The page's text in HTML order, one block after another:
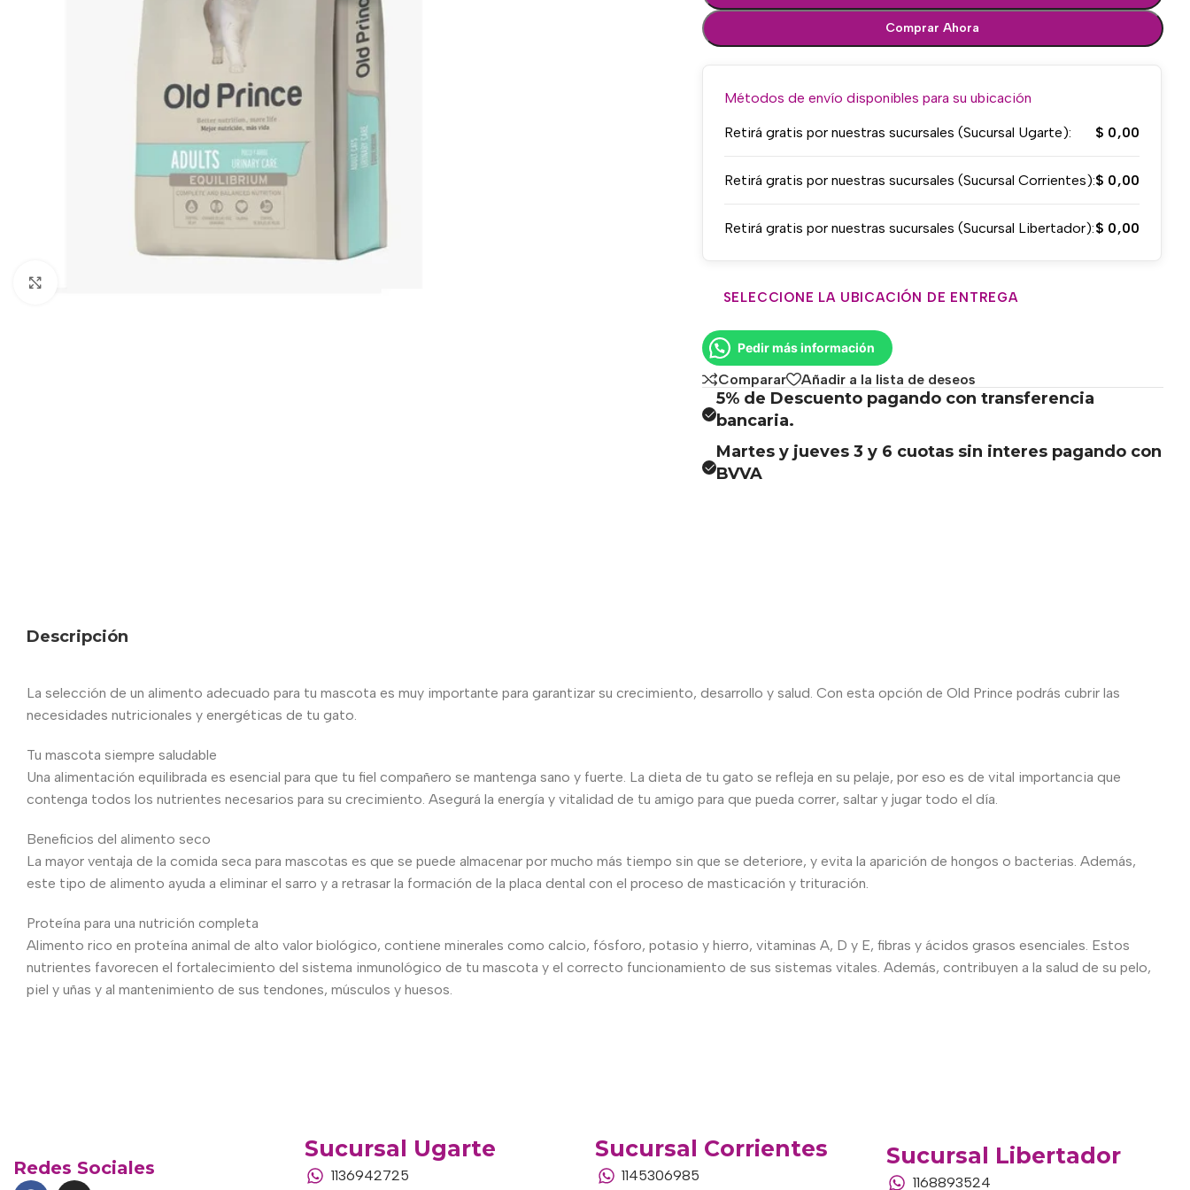
Comprar Ahora
Métodos de envío disponibles para su ubicación
Retirá gratis por nuestras sucursales (Sucursal Ugarte): $ 0,00
Retirá gratis por nuestras sucursales (Sucursal Corrientes):$ 0,00
Retirá gratis por nuestras sucursales (Sucursal Libertador):$ 0,00
SELECCIONE LA UBICACIÓN DE ENTREGA
Pedir más información
Comparar Añadir a la lista de deseos
5% de Descuento pagando con transferencia
bancaria.
Martes y jueves 3 y 6 cuotas sin interes pagando con
BVVA
Descripción
La selección de un alimento adecuado para tu mascota es muy importante para garantizar su crecimiento, desarrollo y salud. Con esta opción de Old Prince podrás cubrir las
necesidades nutricionales y energéticas de tu gato.
Tu mascota siempre saludable
Una alimentación equilibrada es esencial para que tu fiel compañero se mantenga sano y fuerte. La dieta de tu gato se refleja en su pelaje, por eso es de vital importancia que
contenga todos los nutrientes necesarios para su crecimiento. Asegurá la energía y vitalidad de tu amigo para que pueda correr, saltar y jugar todo el día.
Beneficios del alimento seco
La mayor ventaja de la comida seca para mascotas es que se puede almacenar por mucho más tiempo sin que se deteriore, y evita la aparición de hongos o bacterias. Además,
este tipo de alimento ayuda a eliminar el sarro y a retrasar la formación de la placa dental con el proceso de masticación y trituración.
Proteína para una nutrición completa
Alimento rico en proteína animal de alto valor biológico, contiene minerales como calcio, fósforo, potasio y hierro, vitaminas A, D y E, fibras y ácidos grasos esenciales. Estos
nutrientes favorecen el fortalecimiento del sistema inmunológico de tu mascota y el correcto funcionamiento de sus sistemas vitales. Además, contribuyen a la salud de su pelo,
piel y uñas y al mantenimiento de sus tendones, músculos y huesos.
Redes Sociales
Sucursal Ugarte
1136942725
Sucursal Corrientes
1145306985
Sucursal Libertador
1168893524